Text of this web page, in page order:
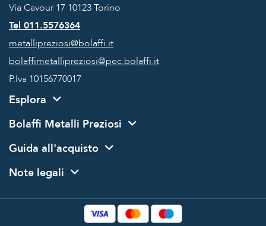
Via Cavour 17 10123 Torino
Tel 011.5576364
metallipreziosi@bolaffi.it
bolaffimetallipreziosi@pec.bolaffi.it
P.Iva 10156770017
Esplora
Bolaffi Metalli Preziosi
Guida all'acquisto
Note legali